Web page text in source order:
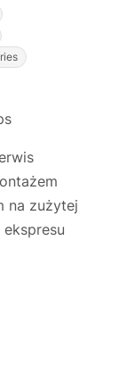
na zużytej